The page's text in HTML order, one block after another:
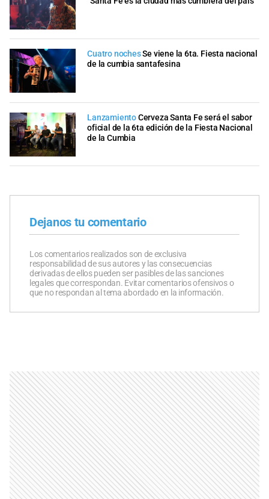
Cuatro nochesSe viene la 6ta. Fiesta nacional
de la cumbia santafesina
LanzamientoCerveza Santa Fe será el sabor
oficial de la 6ta edición de la Fiesta Nacional
de la Cumbia
Dejanos tu comentario
Los comentarios realizados son de exclusiva
responsabilidad de sus autores y las consecuencias
derivadas de ellos pueden ser pasibles de las sanciones
legales que correspondan. Evitar comentarios ofensivos o
que no respondan al tema abordado en la información.